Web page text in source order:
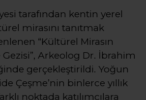
tarafından kentin yerel
mirasını tanıtmak
“Kültürel Mirasın
Gezisi”, Arkeolog Dr. İbrahim
gerçekleştirildi. Yoğun
Çeşme’nin binlerce yıllık
noktada katılımcılara